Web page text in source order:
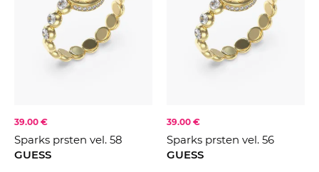
39.00 €
Sparks prsten vel. 58
GUESS
39.00 €
Sparks prsten vel. 56
GUESS